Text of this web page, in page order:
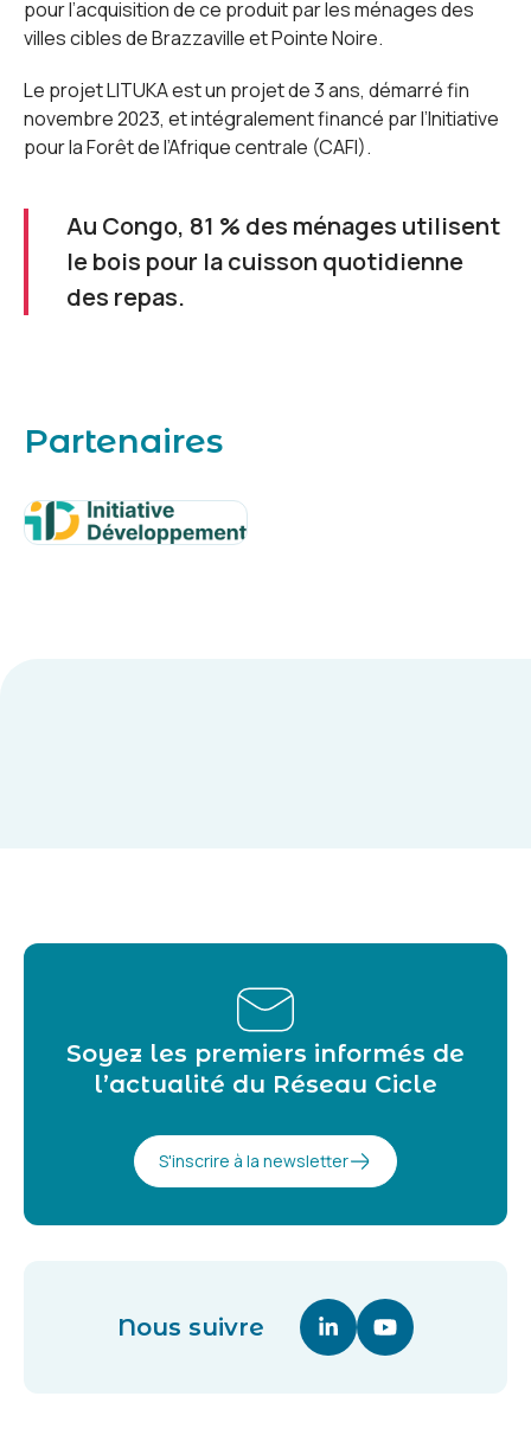
pour l’acquisition de ce produit par les ménages des
villes cibles de Brazzaville et Pointe Noire.
Le projet LITUKA est un projet de 3 ans, démarré fin
novembre 2023, et intégralement financé par l’Initiative
pour la Forêt de l’Afrique centrale (CAFI).
Au Congo, 81 % des ménages utilisent
le bois pour la cuisson quotidienne
des repas.
Partenaires
Soyez les premiers informés de
l’actualité du Réseau Cicle
S'inscrire à la newsletter
Nous suivre Linkedin (nouvelle
Youtube